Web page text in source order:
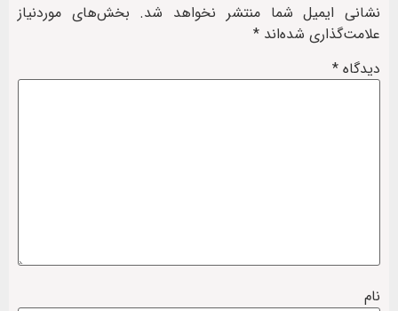
نشانی ایمیل شما منتشر نخواهد شد. بخش‌های موردنیاز
علامت‌گذاری شده‌اند *
دیدگاه *
نام